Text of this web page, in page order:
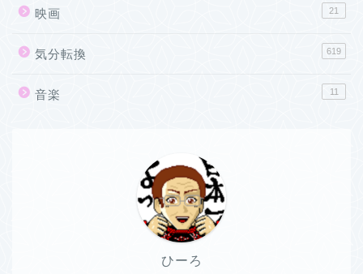
映画 21
気分転換 619
音楽 11
ひーろ